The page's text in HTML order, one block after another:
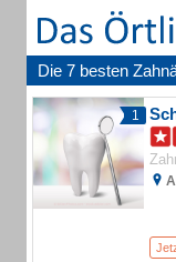
Die 7 besten
1